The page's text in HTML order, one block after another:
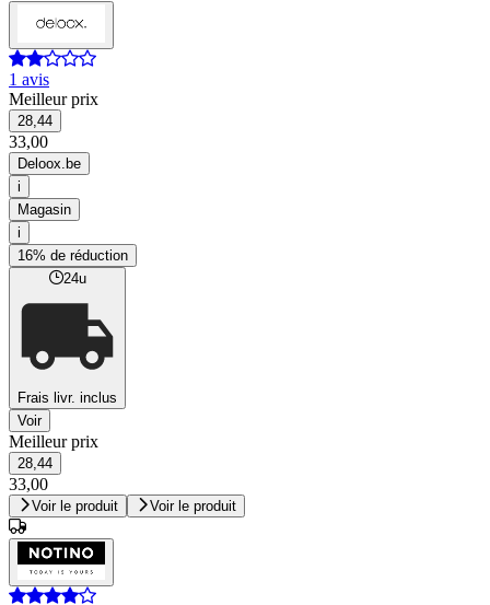
1 avis
Meilleur prix
28,44
33,00
Deloox.be
i
Magasin
i
16% de réduction
24u
Frais livr. inclus
Voir
Meilleur prix
28,44
33,00
Voir le produit Voir le produit